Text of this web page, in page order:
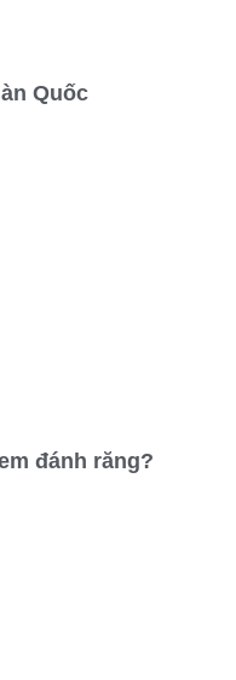
Quốc
đánh răng?